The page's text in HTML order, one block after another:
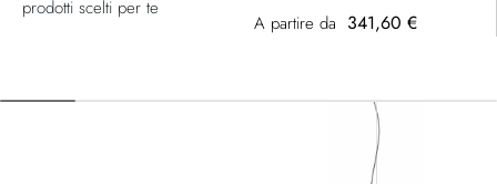
prodotti scelti per te
A partire da 341,60 €